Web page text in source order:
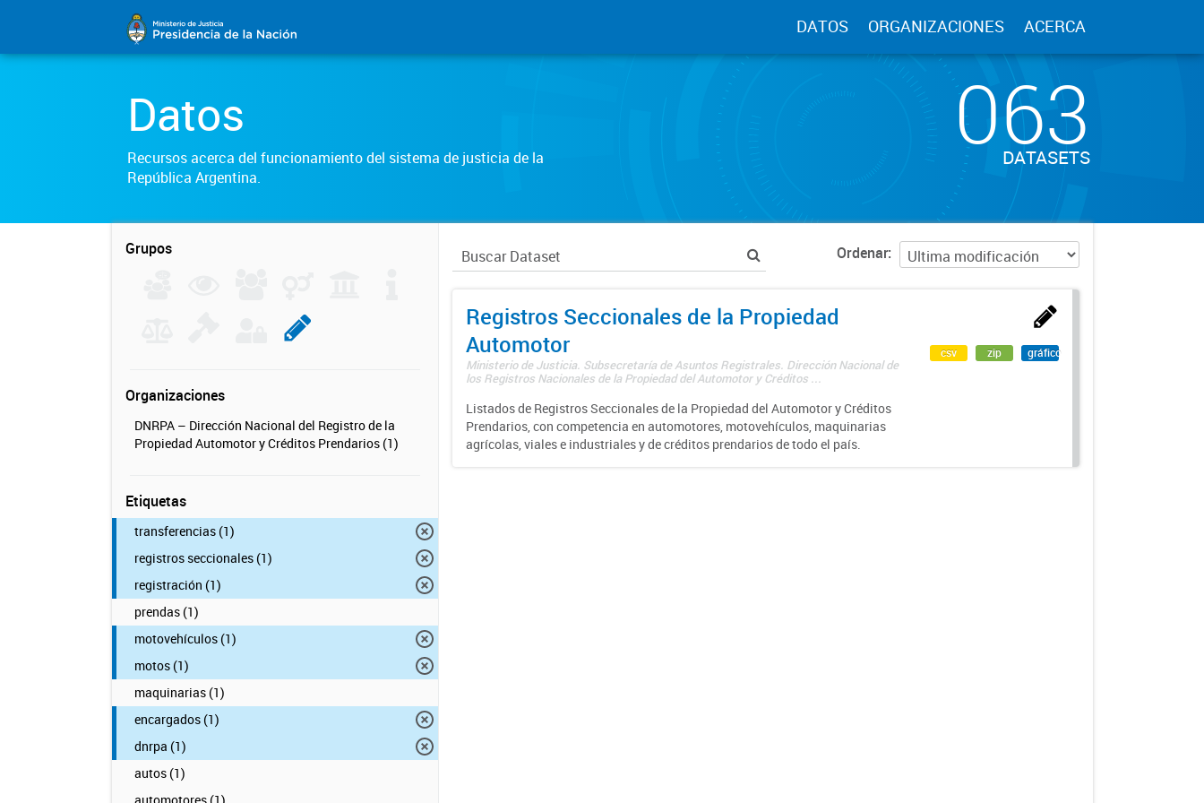
DATOS ORGANIZACIONES ACERCA
Datos
Recursos acerca del funcionamiento del sistema de justicia de la
República Argentina.
063
DATASETS
Grupos
Organizaciones
DNRPA – Dirección Nacional del Registro de la
Propiedad Automotor y Créditos Prendarios (1)
Etiquetas
transferencias (1)
registros seccionales (1)
registración (1)
prendas (1)
motovehículos (1)
motos (1)
maquinarias (1)
encargados (1)
dnrpa (1)
autos (1)
Ordenar
Registros Seccionales de la Propiedad
Automotor
Ministerio de Justicia. Subsecretaría de Asuntos Registrales. Dirección Nacional de
los Registros Nacionales de la Propiedad del Automotor y Créditos ...
Listados de Registros Seccionales de la Propiedad del Automotor y Créditos
Prendarios, con competencia en automotores, motovehículos, maquinarias
agrícolas, viales e industriales y de créditos prendarios de todo el país.
csv zip gráfico